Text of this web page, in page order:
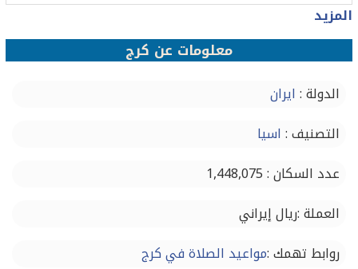
المزيد
معلومات عن كرج
الدولة : ايران
التصنيف : اسيا
عدد السكان : 1,448,075
العملة :ريال إيراني
روابط تهمك :مواعيد الصلاة في كرج